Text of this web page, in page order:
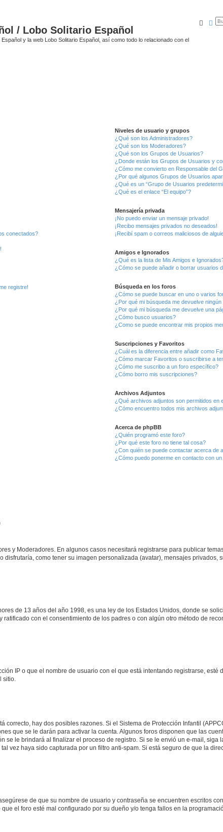
/ Lobo Solitario Español
y la web Lobo Solitario Español, así como todo lo relacionado con el
conectados?
registre!
Niveles de usuario y grupos
¿Qué son los Administradores?
¿Qué son los Moderadores?
¿Qué son los Grupos de Usuarios?
¿Donde están los Grupos de Usuarios y
¿Cómo me convierto en Responsable del
¿Por qué algunos Grupos de Usuarios
¿Qué es un “Grupo de Usuarios
¿Qué es el enlace “El equipo”?
Mensajería privada
¡No puedo enviar un mensaje privado!
¡Recibo mensajes privados no deseados!
¡Recibí spam o correos maliciosos de
Amigos e Ignorados
¿Qué es la lista de Mis Amigos e
¿Cómo se puede añadir o borrar usuarios
Búsqueda en los foros
¿Cómo se puede buscar en uno o varios
¿Por qué mi búsqueda me devuelve
¿Por qué mi búsqueda me devuelve una
¿Cómo busco usuarios?
¿Como se puede encontrar mis propios
Suscripciones y Favoritos
¿Cuál es la diferencia entre añadir como
¿Cómo marcar Favoritos o suscribirse a
¿Cómo me suscribo a un foro específico?
¿Cómo borro mis suscripciones?
Archivos Adjuntos
¿Qué archivos adjuntos son permitidos en
¿Cómo encuentro todos mis archivos
Acerca de phpBB
¿Quién programó este foro?
¿Por qué este foro no tiene tal cosa?
¿Con quién se puede contactar acerca de
¿Cómo puedo ponerme en contacto con
y Moderadores. En algunos casos necesitará registrarse para publicar
como tener su imagen personalizada (avatar), mensajes privados,
de 13 años del año 1998, es una ley de los Estados Unidos, donde se
con el consentimiento de los padres o con algún otro método de
IP o que el nombre de usuario con el que está intentando registrarse,
sitio.
correcto, hay dos posibles razones. Si el Sistema de Protección Infantil
que se le darán para activar la cuenta. Algunos foros disponen que las
se le brindará al finalizar el proceso de registro. Si se le envió un e-mail,
vez haya sido capturada por un filtro anti-spam. Si está seguro de que la
de que su nombre de usuario y contraseña se encuentren escritos
el foro esté mal configurado por su dueño y/o tenga fallos en la